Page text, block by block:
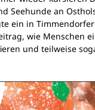
Seehunde an
ein in
wie Menschen
und teilweise